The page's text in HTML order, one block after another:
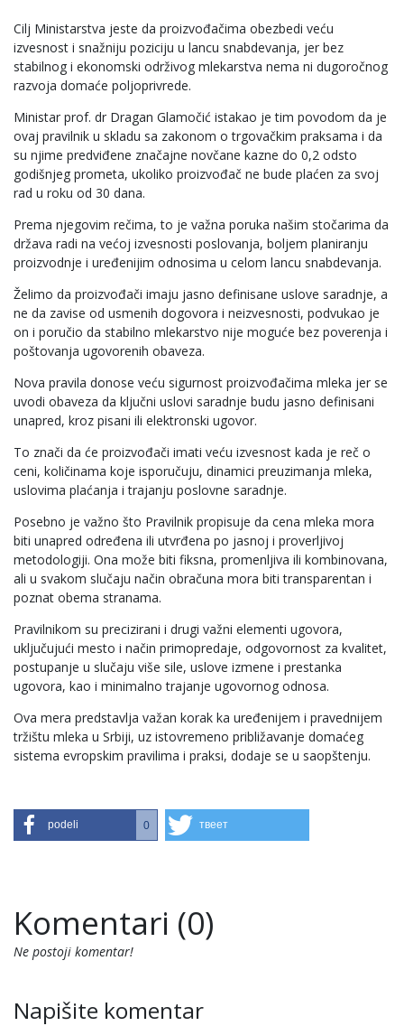
Cilj Ministarstva jeste da proizvođačima obezbedi veću
izvesnost i snažniju poziciju u lancu snabdevanja, jer bez
stabilnog i ekonomski održivog mlekarstva nema ni dugoročnog
razvoja domaće poljoprivrede.
Ministar prof. dr Dragan Glamočić istakao je tim povodom da je
ovaj pravilnik u skladu sa zakonom o trgovačkim praksama i da
su njime predviđene značajne novčane kazne do 0,2 odsto
godišnjeg prometa, ukoliko proizvođač ne bude plaćen za svoj
rad u roku od 30 dana.
Prema njegovim rečima, to je važna poruka našim stočarima da
država radi na većoj izvesnosti poslovanja, boljem planiranju
proizvodnje i uređenijim odnosima u celom lancu snabdevanja.
Želimo da proizvođači imaju jasno definisane uslove saradnje, a
ne da zavise od usmenih dogovora i neizvesnosti, podvukao je
on i poručio da stabilno mlekarstvo nije moguće bez poverenja i
poštovanja ugovorenih obaveza.
Nova pravila donose veću sigurnost proizvođačima mleka jer se
uvodi obaveza da ključni uslovi saradnje budu jasno definisani
unapred, kroz pisani ili elektronski ugovor.
To znači da će proizvođači imati veću izvesnost kada je reč o
ceni, količinama koje isporučuju, dinamici preuzimanja mleka,
uslovima plaćanja i trajanju poslovne saradnje.
Posebno je važno što Pravilnik propisuje da cena mleka mora
biti unapred određena ili utvrđena po jasnoj i proverljivoj
metodologiji. Ona može biti fiksna, promenljiva ili kombinovana,
ali u svakom slučaju način obračuna mora biti transparentan i
poznat obema stranama.
Pravilnikom su precizirani i drugi važni elementi ugovora,
uključujući mesto i način primopredaje, odgovornost za kvalitet,
postupanje u slučaju više sile, uslove izmene i prestanka
ugovora, kao i minimalno trajanje ugovornog odnosa.
Ova mera predstavlja važan korak ka uređenijem i pravednijem
tržištu mleka u Srbiji, uz istovremeno približavanje domaćeg
sistema evropskim pravilima i praksi, dodaje se u saopštenju.
podeli 0 твеет
Komentari (0)
Ne postoji komentar!
Napišite komentar